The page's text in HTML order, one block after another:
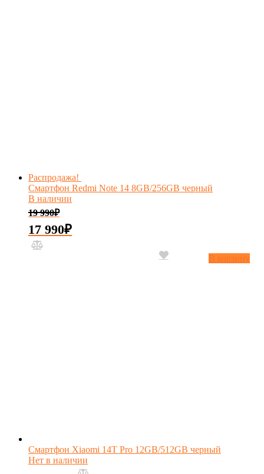
Распродажа!
Смартфон Redmi Note 14 8GB/256GB черный
В наличии
19 990₽
17 990₽
Смартфон Xiaomi 14T Pro 12GB/512GB черный
Нет в наличии